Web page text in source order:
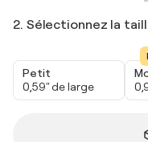
2. Sélectionnez la
Petit
0,59" de large